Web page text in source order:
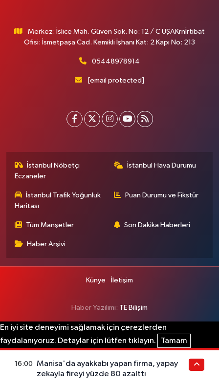
Merkez: İslice Mah. Güven Sok. No: 12 / C UŞAKrnİrtibat
Ofisi: İsmetpaşa Cad. Kemikli İşhanı Kat: 2 Kapı No: 213
05448978914
[email protected]
İstanbul Nöbetçi
Eczaneler
İstanbul Hava Durumu
İstanbul Trafik Yoğunluk
Haritası
Puan Durumu ve Fikstür
Tüm Manşetler Son Dakika Haberleri
Haber Arşivi
Künye İletişim
Haber Yazılımı: TE Bilişim
En iyi site deneyimi sağlamak için çerezlerden
faydalanıyoruz. Detaylar için lütfen tıklayın.
Tamam
16:00
Manisa'da ayakkabı yapan firma, yapay
zekayla fireyi yüzde 80 azalttı